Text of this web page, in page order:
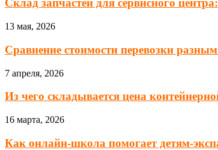
Склад запчастей для сервисного
13 мая, 2026
Сравнение стоимости перевозки
7 апреля, 2026
Из чего складывается цена
16 марта, 2026
Как онлайн-школа помогает детям-